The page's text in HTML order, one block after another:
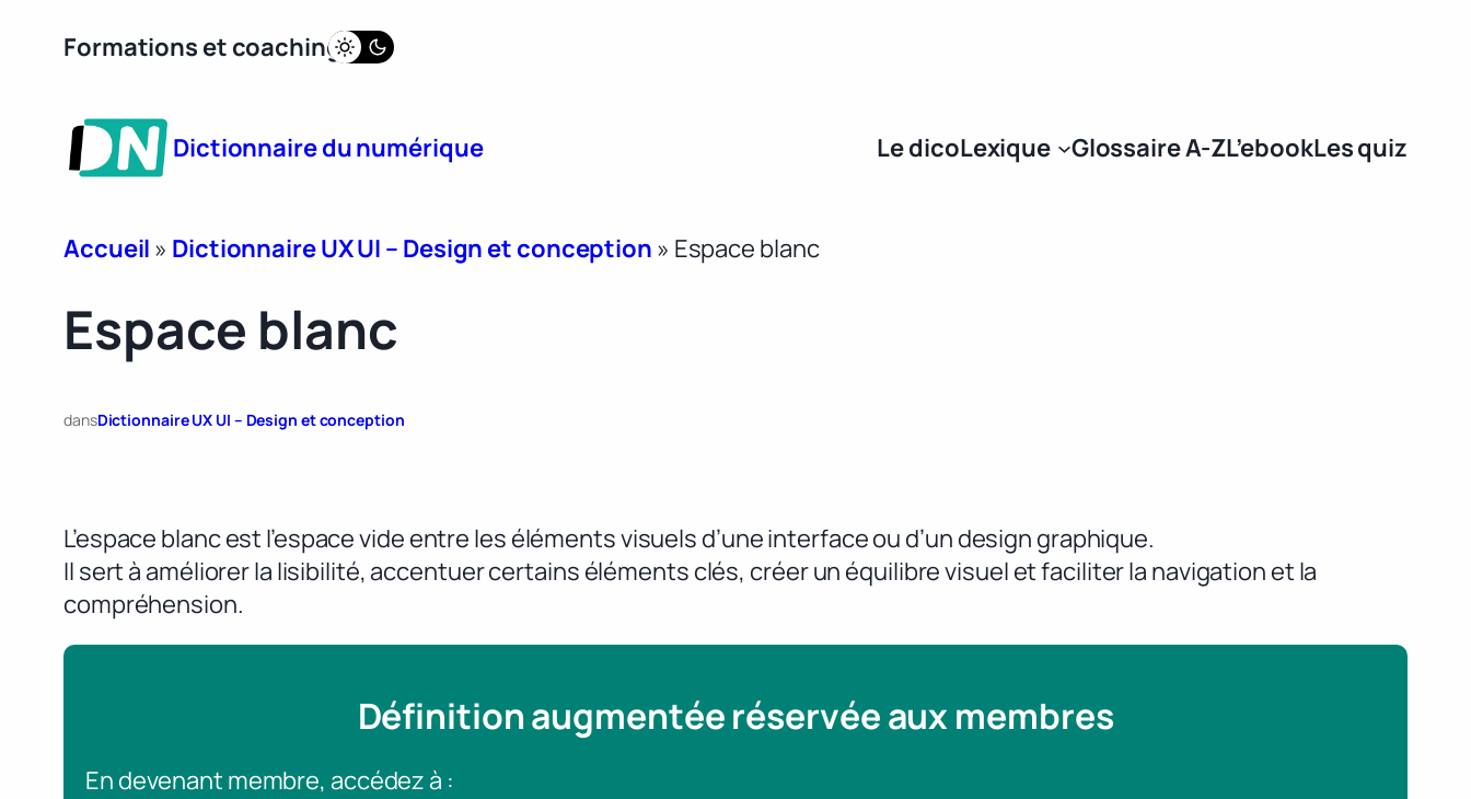
Formations et coaching
Dictionnaire du numérique Le dicoLexique Glossaire A-ZL’ebookLes quiz
Accueil » Dictionnaire UX UI – Design et conception » Espace blanc
Espace blanc
dansDictionnaire UX UI – Design et conception
L’espace blanc est l’espace vide entre les éléments visuels d’une interface ou d’un design graphique.
Il sert à améliorer la lisibilité, accentuer certains éléments clés, créer un équilibre visuel et faciliter la navigation et la
compréhension.
Définition augmentée réservée aux membres
En devenant membre, accédez à :